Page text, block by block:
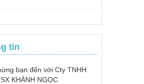
tin
bạn đến với Cty TNHH
KHÁNH NGỌC